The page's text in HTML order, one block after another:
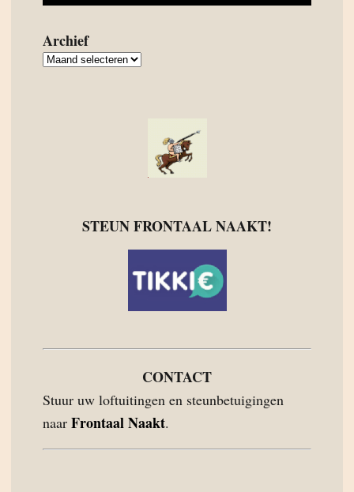
Archief
Archief
STEUN FRONTAAL NAAKT!
CONTACT
Stuur uw loftuitingen en steunbetuigingen
naar Frontaal Naakt.